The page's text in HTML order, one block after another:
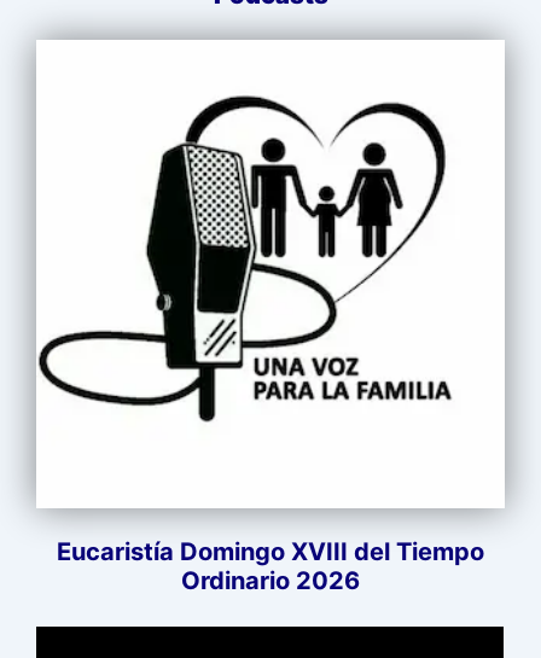
Eucaristía Domingo XVIII del Tiempo
Ordinario 2026